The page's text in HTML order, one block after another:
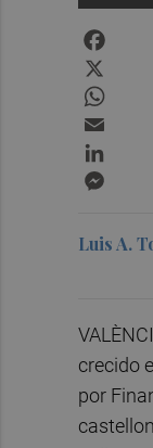
Luis A.
crecido
por